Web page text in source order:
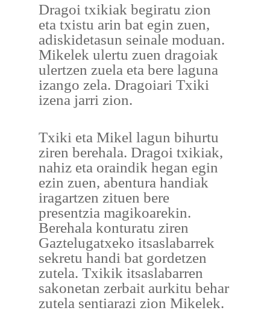
Dragoi txikiak begiratu zion
eta txistu arin bat egin zuen,
adiskidetasun seinale moduan.
Mikelek ulertu zuen dragoiak
ulertzen zuela eta bere laguna
izango zela. Dragoiari Txiki
izena jarri zion.
Txiki eta Mikel lagun bihurtu
ziren berehala. Dragoi txikiak,
nahiz eta oraindik hegan egin
ezin zuen, abentura handiak
iragartzen zituen bere
presentzia magikoarekin.
Berehala konturatu ziren
Gaztelugatxeko itsaslabarrek
sekretu handi bat gordetzen
zutela. Txikik itsaslabarren
sakonetan zerbait aurkitu behar
zutela sentiarazi zion Mikelek.